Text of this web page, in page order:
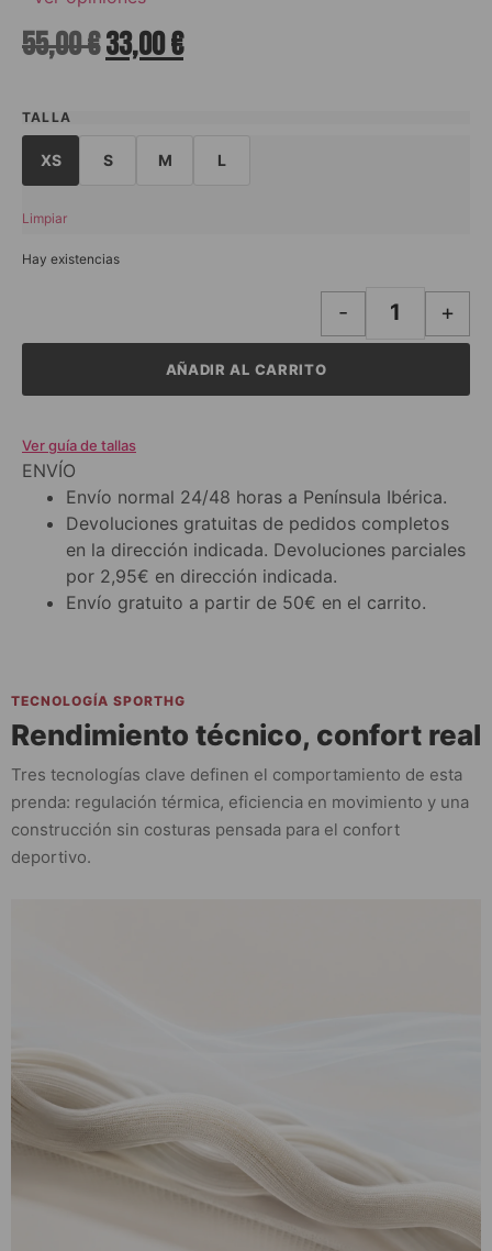
55,00€33,00€
TALLA
XS S M L
Limpiar
Hay existencias
- +
AÑADIR AL CARRITO
Ver guía de tallas
ENVÍO
Envío normal 24/48 horas a Península Ibérica.
Devoluciones gratuitas de pedidos completos
en la dirección indicada. Devoluciones parciales
por 2,95€ en dirección indicada.
Envío gratuito a partir de 50€ en el carrito.
TECNOLOGÍA SPORTHG
Rendimiento técnico, confort real
Tres tecnologías clave definen el comportamiento de esta
prenda: regulación térmica, eficiencia en movimiento y una
construcción sin costuras pensada para el confort
deportivo.